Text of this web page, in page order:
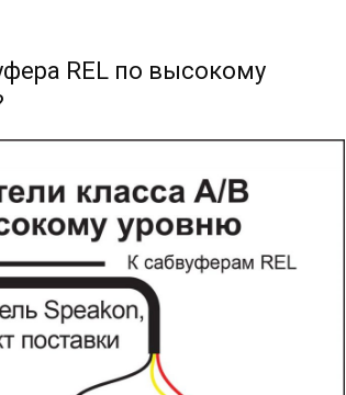
REL по высокому